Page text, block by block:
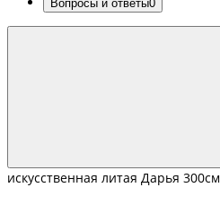
Вопросы и ответы0
искусственная литая Дарья 300см